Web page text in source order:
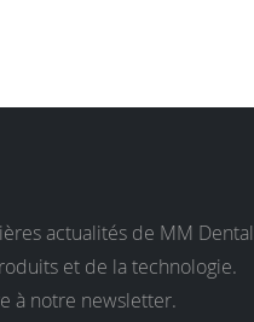
actualités de MM Dental
et de la technologie.
à notre newsletter.